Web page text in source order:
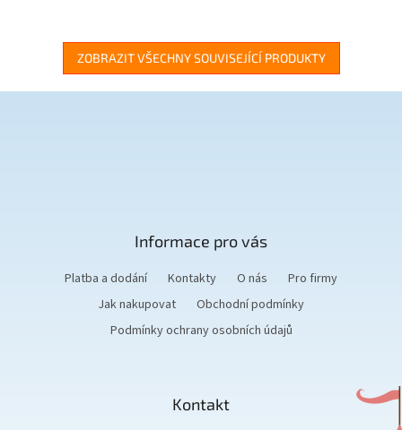
ZOBRAZIT VŠECHNY SOUVISEJÍCÍ PRODUKTY
Informace pro vás
Platba a dodání Kontakty O nás
Pro firmy
Jak nakupovat
Obchodní podmínky
Podmínky ochrany osobních údajů
Kontakt